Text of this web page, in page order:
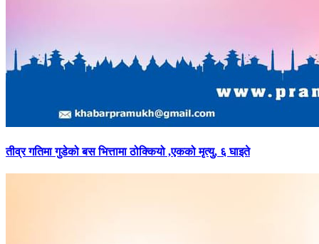
तीव्रगतिमा गुडेको बस भित्तामा ठोक्कियो ,एकको मृत्यु, ६ घाइते